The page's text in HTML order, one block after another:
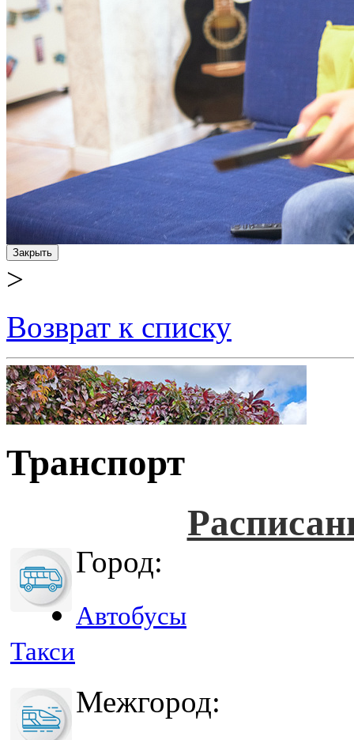
Закрыть
>
Возврат к списку
Транспорт
Город:
Автобусы
Такси
Межгород: